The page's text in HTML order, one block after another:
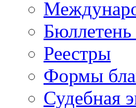
Реестры
Формы
Судебная